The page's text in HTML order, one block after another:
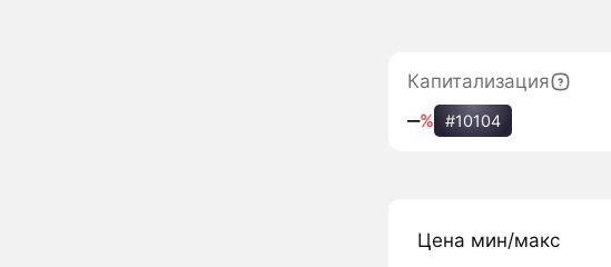
Капитализация
‒% #10104
Цена мин/макс